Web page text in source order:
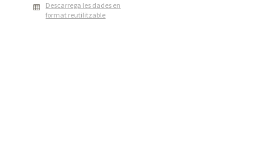
Descarrega les dades en
format reutilitzable